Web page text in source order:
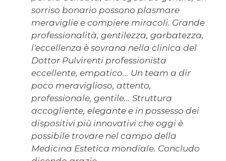
sorriso bonario possono plasmare
meraviglie e compiere miracoli. Grande
professionalità, gentilezza, garbatezza,
l'eccellenza è sovrana nella clinica del
Dottor Pulvirenti professionista
eccellente, empatico... Un team a dir
poco meraviglioso, attento,
professionale, gentile... Struttura
accogliente, elegante e in possesso dei
dispositivi più innovativi che oggi è
possibile trovare nel campo della
Medicina Estetica mondiale. Concludo